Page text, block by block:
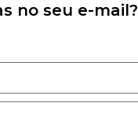
no seu e-mail?